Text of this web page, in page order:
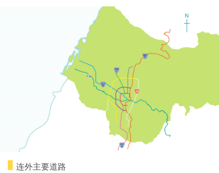
连外主要道路